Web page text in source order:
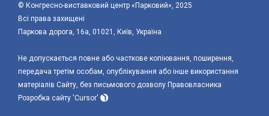
© Конгреcно-виставковий центр «Парковий», 2025
Всі права захищені
Паркова дорога, 16а, 01021, Київ, Україна
Не допускається повне або часткове копіювання, поширення,
передача третім особам, опублікування або інше використання
матеріалів Сайту, без письмового дозволу Правовласника
Розробка сайту 'Cursor'